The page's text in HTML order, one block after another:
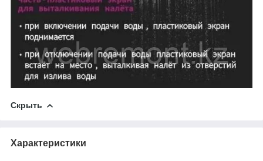
Скрыть
Характеристики